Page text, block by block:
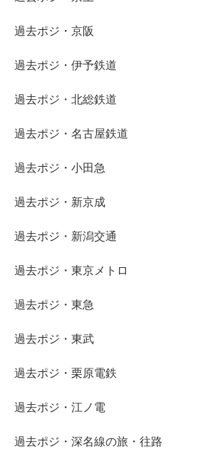
過去ポジ・京阪
過去ポジ・伊予鉄道
過去ポジ・北総鉄道
過去ポジ・名古屋鉄道
過去ポジ・小田急
過去ポジ・新京成
過去ポジ・新潟交通
過去ポジ・東京メトロ
過去ポジ・東急
過去ポジ・東武
過去ポジ・栗原電鉄
過去ポジ・江ノ電
過去ポジ・深名線の旅・往路